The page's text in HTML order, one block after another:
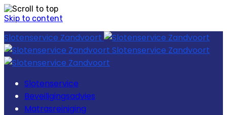
Skip to content
Slotenservice Zandvoort
Slotenservice Zandvoort
Slotenservice
Beveiligingsadvies
Matrasreiniging